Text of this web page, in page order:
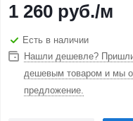
1 260 руб./м
Есть в наличии
Нашли дешевле?
дешевым товаром и мы
предложение.